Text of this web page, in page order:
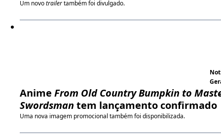
Um novotrailertambém foi divulgado.
Anime From Old Country Bumpkin to
Swordsman tem lançamento confirmado
Uma nova imagem promocional também foi disponibilizada.